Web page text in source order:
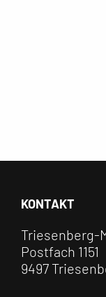
KONTAKT
Triesenberg-
Postfach 1151
9497